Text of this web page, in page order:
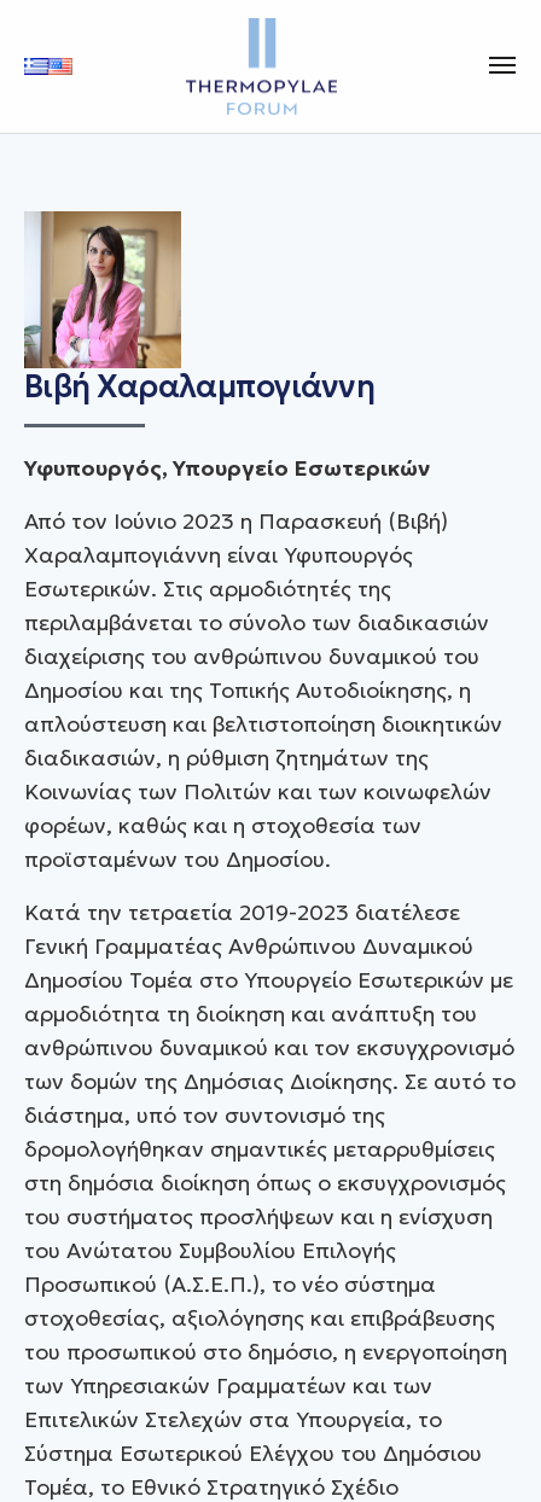
Βιβή Χαραλαμπογιάννη
Υφυπουργός, Υπουργείο Εσωτερικών
Από τον Ιούνιο 2023 η Παρασκευή (Βιβή)
Χαραλαμπογιάννη είναι Υφυπουργός
Εσωτερικών. Στις αρμοδιότητές της
περιλαμβάνεται το σύνολο των διαδικασιών
διαχείρισης του ανθρώπινου δυναμικού του
Δημοσίου και της Τοπικής Αυτοδιοίκησης, η
απλούστευση και βελτιστοποίηση διοικητικών
διαδικασιών, η ρύθμιση ζητημάτων της
Κοινωνίας των Πολιτών και των κοινωφελών
φορέων, καθώς και η στοχοθεσία των
προϊσταμένων του Δημοσίου.
Κατά την τετραετία 2019-2023 διατέλεσε
Γενική Γραμματέας Ανθρώπινου Δυναμικού
Δημοσίου Τομέα στο Υπουργείο Εσωτερικών με
αρμοδιότητα τη διοίκηση και ανάπτυξη του
ανθρώπινου δυναμικού και τον εκσυγχρονισμό
των δομών της Δημόσιας Διοίκησης. Σε αυτό το
διάστημα, υπό τον συντονισμό της
δρομολογήθηκαν σημαντικές μεταρρυθμίσεις
στη δημόσια διοίκηση όπως ο εκσυγχρονισμός
του συστήματος προσλήψεων και η ενίσχυση
του Ανώτατου Συμβουλίου Επιλογής
Προσωπικού (Α.Σ.Ε.Π.), το νέο σύστημα
στοχοθεσίας, αξιολόγησης και επιβράβευσης
του προσωπικού στο δημόσιο, η ενεργοποίηση
των Υπηρεσιακών Γραμματέων και των
Επιτελικών Στελεχών στα Υπουργεία, το
Σύστημα Εσωτερικού Ελέγχου του Δημόσιου
Τομέα, το Εθνικό Στρατηγικό Σχέδιο